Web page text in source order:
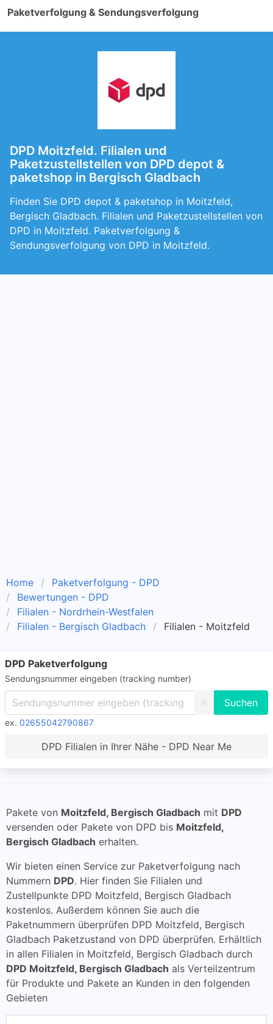
Paketverfolgung & Sendungsverfolgung
DPD Moitzfeld. Filialen und
Paketzustellstellen von DPD depot &
paketshop in Bergisch Gladbach
Finden Sie DPD depot & paketshop in Moitzfeld,
Bergisch Gladbach. Filialen und Paketzustellstellen von
DPD in Moitzfeld. Paketverfolgung &
Sendungsverfolgung von DPD in Moitzfeld.
Home
Paketverfolgung - DPD
Bewertungen - DPD
Filialen - Nordrhein-Westfalen
Filialen - Bergisch Gladbach
Filialen - Moitzfeld
DPD Paketverfolgung
Sendungsnummer eingeben (tracking number)
X
ex. 02655042790867
DPD Filialen in Ihrer Nähe - DPD Near Me
Pakete von Moitzfeld, Bergisch Gladbach mit DPD
versenden oder Pakete von DPD bis Moitzfeld,
Bergisch Gladbach erhalten.
Wir bieten einen Service zur Paketverfolgung nach
Nummern DPD. Hier finden Sie Filialen und
Zustellpunkte DPD Moitzfeld, Bergisch Gladbach
kostenlos. Außerdem können Sie auch die
Paketnummern überprüfen DPD Moitzfeld, Bergisch
Gladbach Paketzustand von DPD überprüfen. Erhältlich
in allen Filialen in Moitzfeld, Bergisch Gladbach durch
DPD Moitzfeld, Bergisch Gladbach als Verteilzentrum
für Produkte und Pakete an Kunden in den folgenden
Gebieten